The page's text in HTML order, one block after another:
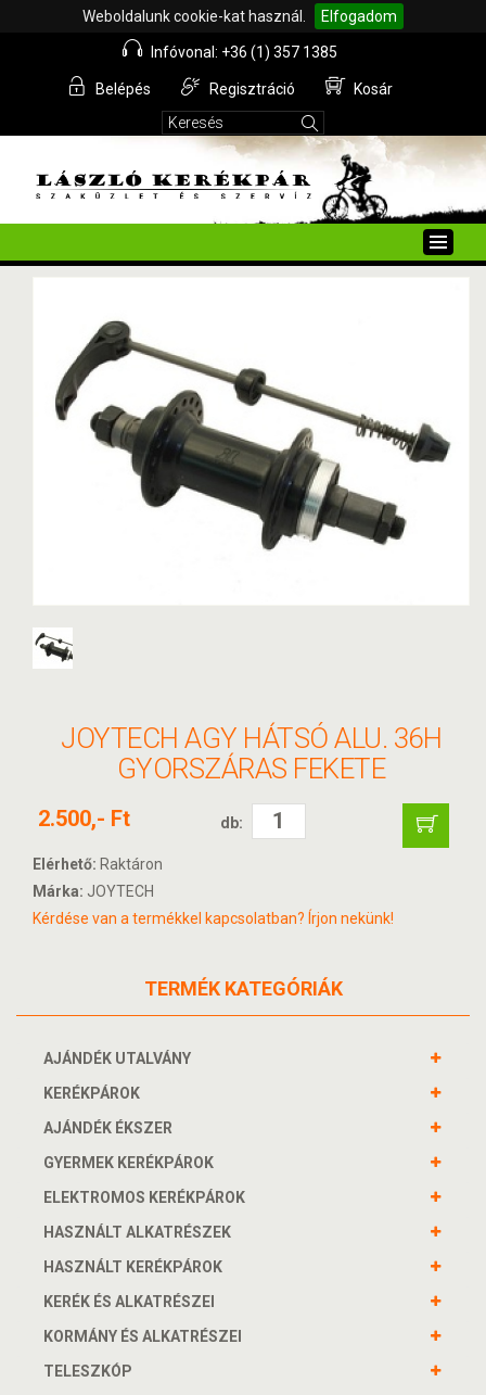
Weboldalunk cookie-kat használ. Elfogadom
Infóvonal: +36 (1) 357 1385
Belépés Regisztráció Kosár
Toggle
JOYTECH AGY HÁTSÓ ALU. 36H
GYORSZÁRAS FEKETE
2.500,- Ft db:
Elérhető: Raktáron
Márka: JOYTECH
Kérdése van a termékkel kapcsolatban? Írjon nekünk!
TERMÉK KATEGÓRIÁK
AJÁNDÉK UTALVÁNY
KERÉKPÁROK
AJÁNDÉK ÉKSZER
GYERMEK KERÉKPÁROK
ELEKTROMOS KERÉKPÁROK
HASZNÁLT ALKATRÉSZEK
HASZNÁLT KERÉKPÁROK
KERÉK ÉS ALKATRÉSZEI
KORMÁNY ÉS ALKATRÉSZEI
TELESZKÓP